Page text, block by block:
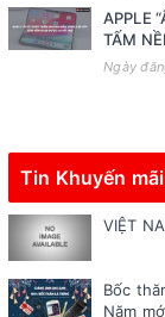
APPLE
TẤM
Ngày
Tin Khuyến mãi
VIỆT
Bốc
Năm